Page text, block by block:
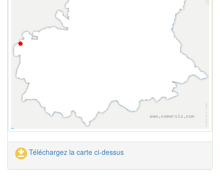
Téléchargez la carte ci-dessus